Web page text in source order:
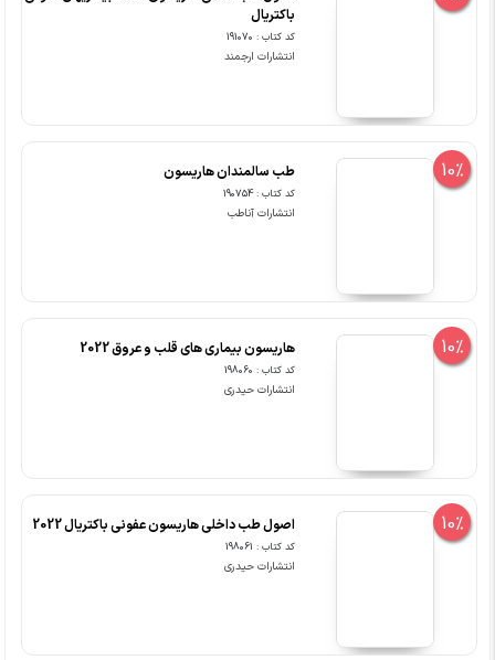
باکتریال
کد کتاب : 191070
انتشارات ارجمند
10% طب سالمندان هاریسون
کد کتاب : 190754
انتشارات آناطب
10% هاریسون بیماری های قلب و عروق 2022
کد کتاب : 198060
انتشارات حیدری
10% اصول طب داخلی هاریسون عفونی باکتریال 2022
کد کتاب : 198061
انتشارات حیدری